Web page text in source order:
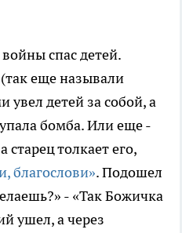
спас детей.
еще называли
увел детей за собой, а
бомба. Или еще -
старец толкает его,
благослови». Подошел
- «Так Божичка
ушел, а через